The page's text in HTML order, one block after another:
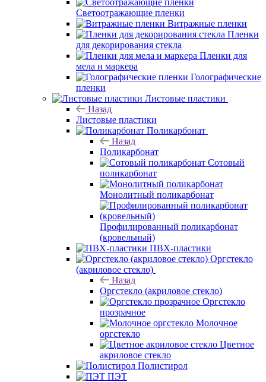
Светоотражающие пленки
Витражные пленки
Пленки
для декорирования стекла
Пленки для
мела и маркера
Голографические
пленки
Листовые пластики
Назад
Листовые пластики
Поликарбонат
Назад
Поликарбонат
Сотовый
поликарбонат
Монолитный поликарбонат
Профилированный поликарбонат
(кровельный)
ПВХ-пластики
Оргстекло
(акриловое стекло)
Назад
Оргстекло (акриловое стекло)
Оргстекло
прозрачное
Молочное
оргстекло
Цветное
акриловое стекло
Полистирол
ПЭТ